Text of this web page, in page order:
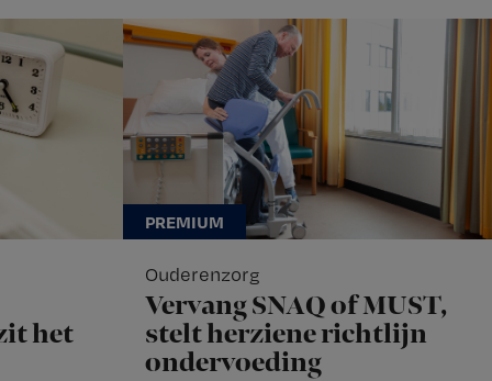
het
Ouderenzorg
Vervang SNAQ of MUST,
stelt herziene richtlijn
ondervoeding